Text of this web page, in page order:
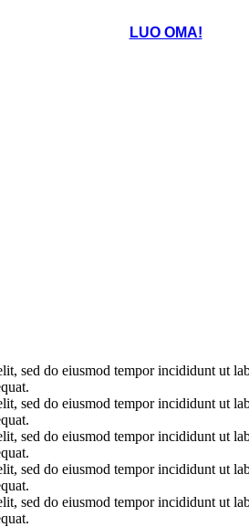
LUO OMA!
sed do eiusmod tempor incididunt ut
sed do eiusmod tempor incididunt ut
sed do eiusmod tempor incididunt ut
sed do eiusmod tempor incididunt ut
sed do eiusmod tempor incididunt ut